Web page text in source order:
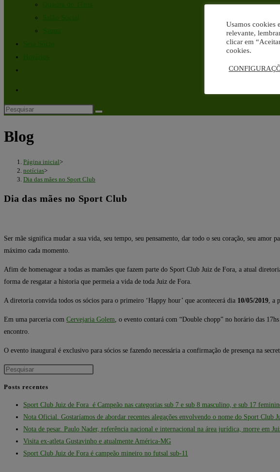
Quadra de Tênis
Salão Social
Sauna
Seja Sócio
Horários
Blog
Página inicial>
notícias>
Dia das mães no Sport Club
Dia das mães no Sport Club
Ser mãe significa mudar a sua vida, seu tempo, seu pensamento, dar todo o seu coração, seu
máximo cada momento.
Afim de homenagear a todas as mamães que fazem parte do Sport Club Juiz de Fora, a atual
forma de resgatar a historia que permeia a vida de toda Juiz de Fora.
A diretoria convida todos os sócios para o primeiro ‘Happy hour’ que acontecerá dia 10/05/2019, a
Em uma parceria com Cervejaria Golem, o evento contará com “Double chopp” no horário das
encontro.
O evento inaugural é exclusivo para sócios se fazendo necessária a confirmação de presença na
Posts recentes
Sport Club Juiz de Fora é Campeão nas categorias sub 7 e sub 8 masculino, e sub 17
Nota Oficial. Gostaríamos de abordar recentes alegações envolvendo o nome do Sport Club
Nota de pesar. Paulo Nader, referência nacional e internacional na área jurídica, morre em
Visita ex-atleta Gustavinho e atualmente América-MG
Sport Club Juiz de Fora é campeão mineiro no futsal sub-11
Usamos cookies
relevante,
clicar em
cookies.